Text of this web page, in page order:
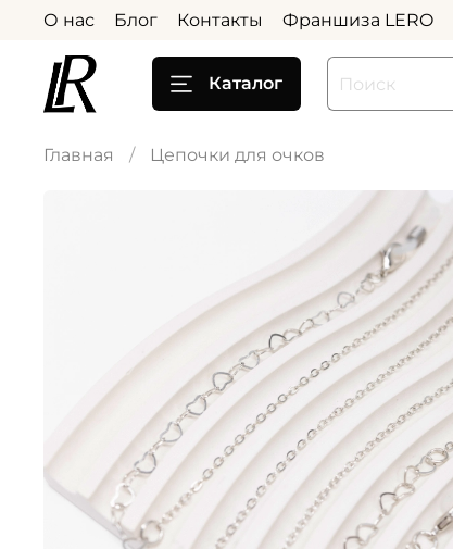
О нас Блог Контакты Франшиза LERO
Каталог
Главная Цепочки для очков